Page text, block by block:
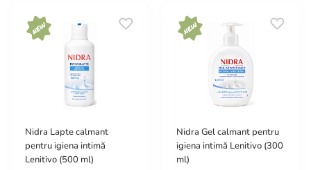
Nidra Lapte calmant
pentru igiena intimă
Lenitivo (500 ml)
Nidra Gel calmant pentru
igiena intimă Lenitivo (300
ml)